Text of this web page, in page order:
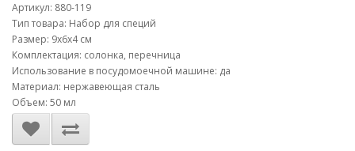
Артикул: 880-119
Тип товара: Набор для специй
Размер: 9х6х4 см
Комплектация: солонка, перечница
Использование в посудомоечной машине: да
Материал: нержавеющая сталь
Объем: 50 мл